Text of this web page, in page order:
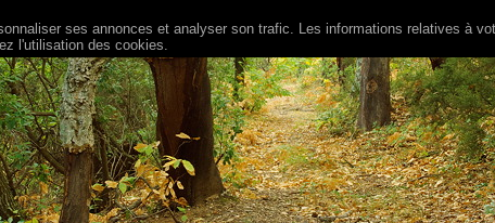
ses annonces et analyser son trafic. Les informations relatives à
l'utilisation des cookies.